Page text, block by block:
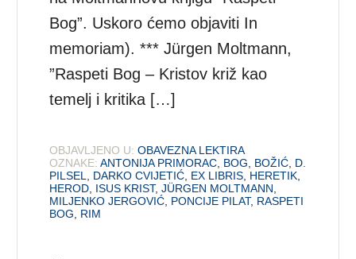
Bog”. Uskoro ćemo objaviti In
memoriam). *** Jürgen Moltmann,
”Raspeti Bog – Kristov križ kao
temelj i kritika […]
OBJAVLJENO U: OBAVEZNA LEKTIRA
OZNAKE: ANTONIJA PRIMORAC BOG BOŽIĆ D.
PILSEL
DARKO CVIJETIĆ EX LIBRIS HERETIK
HEROD ISUS KRIST,JÜRGEN MOLTMANN
MILJENKO JERGOVIĆ PONCIJE PILAT, RASPETI
BOG
RIM